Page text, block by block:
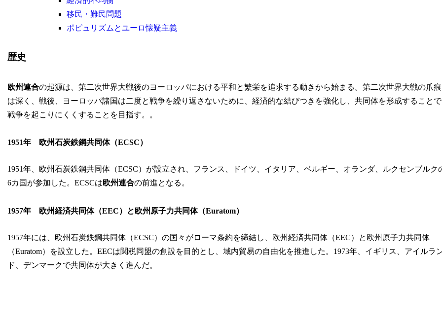
移民・難民問題
ポピュリズムとユーロ懐疑主義
歴史
欧州連合の起源は、第二次世界大戦後のヨーロッパにおける平和と繁栄を追求する動きから始まる。第二次世界大戦の爪痕
は深く、戦後、ヨーロッパ諸国は二度と戦争を繰り返さないために、経済的な結びつきを強化し、共同体を形成することで
戦争を起こりにくくすることを目指す。。
1951年 欧州石炭鉄鋼共同体（ECSC）
1951年、欧州石炭鉄鋼共同体（ECSC）が設立され、フランス、ドイツ、イタリア、ベルギー、オランダ、ルクセンブルク
6カ国が参加した。ECSCは欧州連合の前進となる。
1957年 欧州経済共同体（EEC）と欧州原子力共同体（Euratom）
1957年には、欧州石炭鉄鋼共同体（ECSC）の国々がローマ条約を締結し、欧州経済共同体（EEC）と欧州原子力共同体
（Euratom）を設立した。EECは関税同盟の創設を目的とし、域内貿易の自由化を推進した。1973年、イギリス、アイルラ
ド、デンマークで共同体が大きく進んだ。